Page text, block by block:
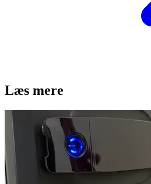
Læs mere